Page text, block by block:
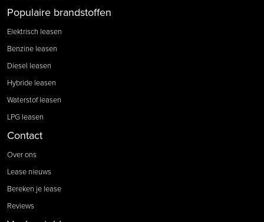
Populaire brandstoffen
Elektrisch leasen
Benzine leasen
Diesel leasen
Hybride leasen
Waterstof leasen
LPG leasen
Contact
Over ons
Lease nieuws
Bereken je lease
Reviews